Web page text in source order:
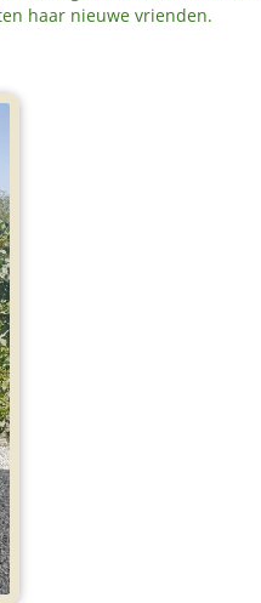
haar nieuwe vrienden.